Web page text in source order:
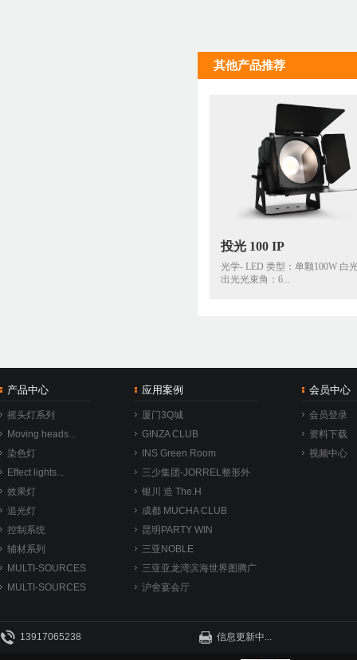
其他产品推荐
投光 100 IP
光学- LED 类型：单颗100W 白
出光光束角：6...
产品中心
摇头灯系列
Moving heads...
染色灯
Effect lights...
效果灯
追光灯
控制系统
辅材系列
MULTI-SOURCES
6 SERI...
MULTI-SOURCES
应用案例
厦门3Q城
GINZA CLUB
INS Green Room
三少集团-JORREL整形外
科医院接待厅
银川 造 The.H
成都 MUCHA CLUB
昆明PARTY WIN
三亚NOBLE
三亚亚龙湾滨海世界图腾广
场
沪舍宴会厅
会员中心
会员登录
资料下载
视频中心
13917065238 信息更新中...